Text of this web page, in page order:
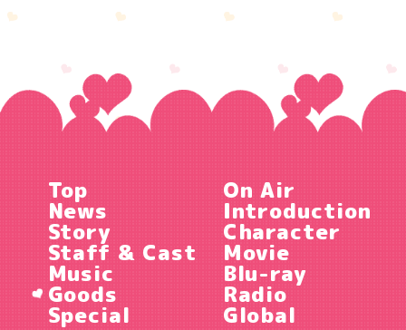
Top On Air
News Introduction
Story Character
Staff & Cast Movie
Music Blu-ray
Goods Radio
Special Global